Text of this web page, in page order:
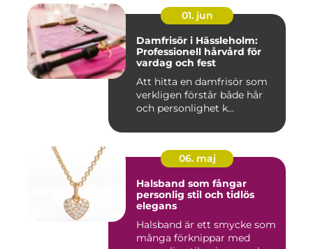
01. jun
Damfrisör i Hässleholm:
Professionell hårvård för
vardag och fest
Att hitta en damfrisör som
verkligen förstår både hår
och personlighet k...
06. maj
Halsband som fångar
personlig stil och tidlös
elegans
Halsband är ett smycke som
många förknippar med